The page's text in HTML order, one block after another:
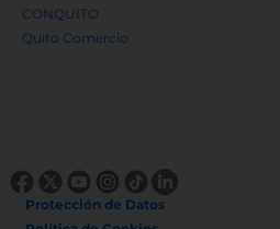
CONQUITO
Quito Comercio
Protección de Datos